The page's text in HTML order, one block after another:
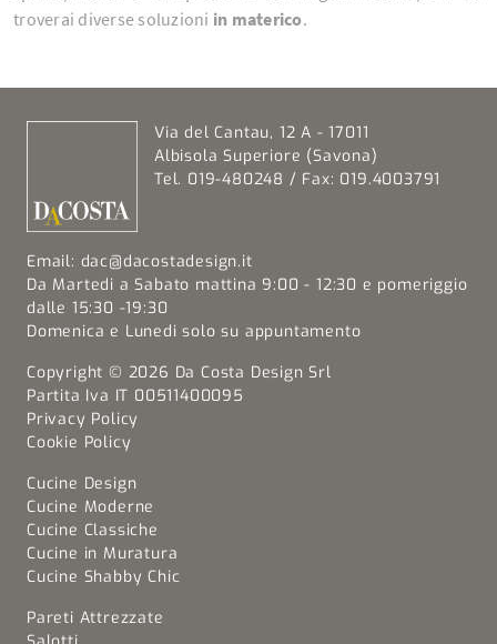
troverai diverse soluzioni in materico.
Via del Cantau, 12 A - 17011
Albisola Superiore (Savona)
Tel. 019-480248 / Fax: 019.4003791
Email: dac@dacostadesign.it
Da Martedi a Sabato mattina 9:00 - 12:30 e pomeriggio
dalle 15:30 -19:30
Domenica e Lunedi solo su appuntamento
Copyright © 2026 Da Costa Design Srl
Partita Iva IT 00511400095
Privacy Policy
Cookie Policy
Cucine Design
Cucine Moderne
Cucine Classiche
Cucine in Muratura
Cucine Shabby Chic
Pareti Attrezzate